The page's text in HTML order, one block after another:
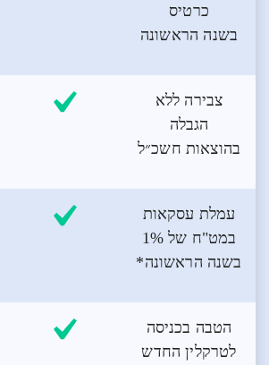
כרטיס
בשנה הראשונה
צבירה ללא
הגבלה
בהוצאות חשכ״ל
עמלת עסקאות
במט"ח של 1%
בשנה הראשונה*
הטבה בכניסה
לטרקלין החדש